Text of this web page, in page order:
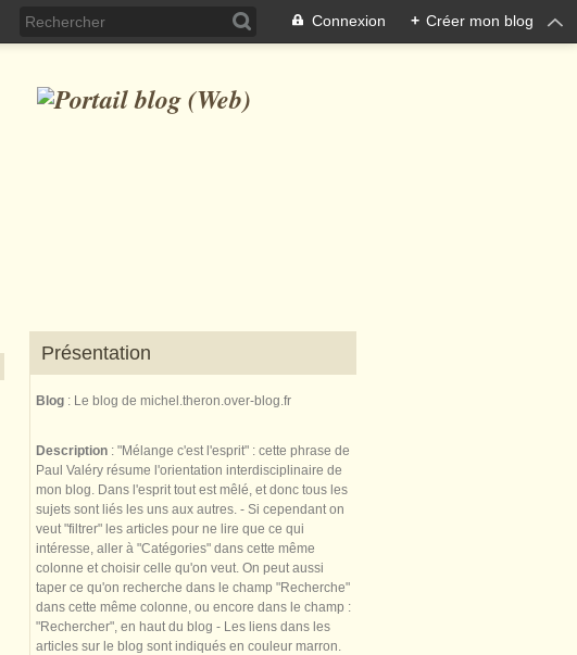
Connexion + Créer mon blog
Présentation
Blog : Le blog de michel.theron.over-blog.fr
Description : "Mélange c'est l'esprit" : cette phrase de
Paul Valéry résume l'orientation interdisciplinaire de
mon blog. Dans l'esprit tout est mêlé, et donc tous les
sujets sont liés les uns aux autres. - Si cependant on
veut "filtrer" les articles pour ne lire que ce qui
intéresse, aller à "Catégories" dans cette même
colonne et choisir celle qu'on veut. On peut aussi
taper ce qu'on recherche dans le champ "Recherche"
dans cette même colonne, ou encore dans le champ :
"Rechercher", en haut du blog - Les liens dans les
articles sur le blog sont indiqués en couleur marron.